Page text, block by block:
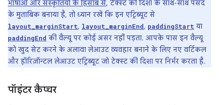
भाषाओं और संस्कृतियों के हिसाब से, टेक्स्ट की दिशा के साथ-साथ पसंद
के मुताबिक बनाया है, तो ध्यान रखें कि इन एट्रिब्यूट से
layout_marginStart, layout_marginEnd, paddingStart या
paddingEnd की वैल्यू पर कोई असर नहीं पड़ता. आपके पास इन वैल्यू
को खुद सेट करने के अलावा लेआउट व्यवहार बनाने के लिए नए वर्टिकल
और हॉरिज़ॉन्टल लेआउट एट्रिब्यूट जो टेक्स्ट की दिशा पर निर्भर करता है.
पॉइंटर कैप्‍चर